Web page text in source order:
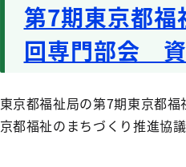
第7期東京都
回専門部会
東京都福祉局の第7期東京都
京都福祉のまちづくり推進協